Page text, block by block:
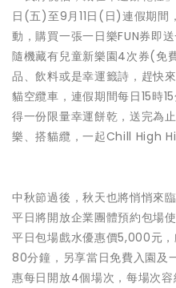
日(五)至9月11日(日)連假期間
動，購買一張一日樂FUN券即
隨機藏有兒童新樂園4次券(免
品、飲料或是幸運籤詩，趕快
貓空纜車，連假期間每日15時
得一份限量幸運餅乾，送完為
樂、搭貓纜，一起Chill High
中秋節過後，秋天也將悄悄來
平日將開放企業團體預約包場
平日包場戲水優惠價5,000元
80分鐘，另享當日免費入園及
惠每日開放4個場次，每場次